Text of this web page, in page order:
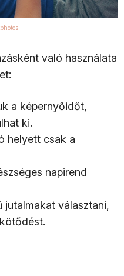
való használata
a képernyőidőt,
ki.
helyett csak a
napirend
jutalmakat választani,